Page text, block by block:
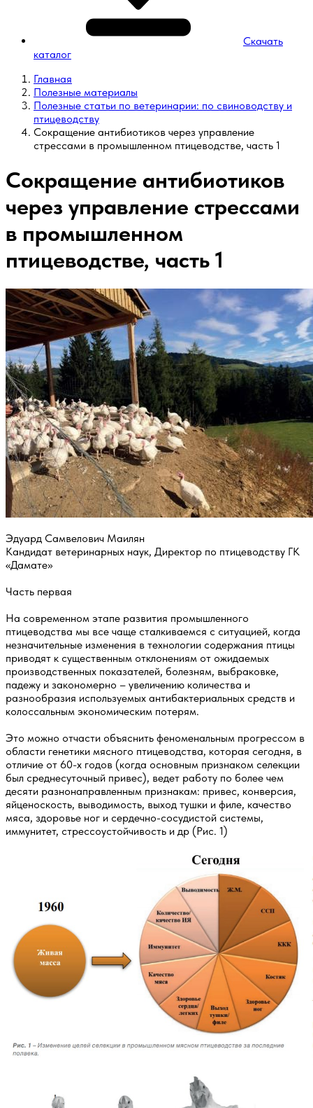
Скачать
каталог
Главная
Полезные материалы
Полезные статьи по ветеринарии: по свиноводству и
птицеводству
Сокращение антибиотиков через управление
стрессами в промышленном птицеводстве, часть 1
Сокращение антибиотиков
через управление стрессами
в промышленном
птицеводстве, часть 1
Эдуард Самвелович Маилян
Кандидат ветеринарных наук, Директор по птицеводству ГК
«Дамате»
Часть первая
На современном этапе развития промышленного
птицеводства мы все чаще сталкиваемся с ситуацией, когда
незначительные изменения в технологии содержания птицы
приводят к существенным отклонениям от ожидаемых
производственных показателей, болезням, выбраковке,
падежу и закономерно – увеличению количества и
разнообразия используемых антибактериальных средств и
колоссальным экономическим потерям.
Это можно отчасти объяснить феноменальным прогрессом в
области генетики мясного птицеводства, которая сегодня, в
отличие от 60-х годов (когда основным признаком селекции
был среднесуточный привес), ведет работу по более чем
десяти разнонаправленным признакам: привес, конверсия,
яйценоскость, выводимость, выход тушки и филе, качество
мяса, здоровье ног и сердечно-сосудистой системы,
иммунитет, стрессоустойчивость и др (Рис. 1)